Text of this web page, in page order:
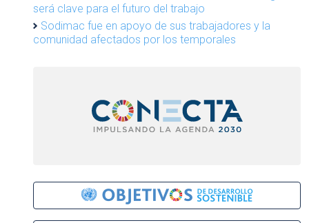
será clave para el futuro del trabajo
Sodimac fue en apoyo de sus trabajadores y la
comunidad afectados por los temporales